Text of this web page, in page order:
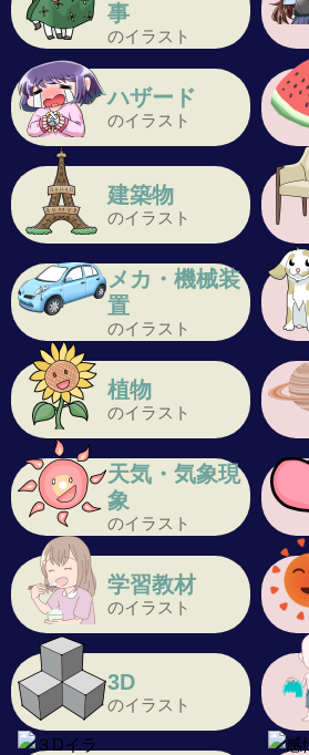
事
のイラスト
ハザード
のイラスト
建築物
のイラスト
メカ・機械装
置
のイラスト
植物
のイラスト
天気・気象現
象
のイラスト
学習教材
のイラスト
3D
のイラスト